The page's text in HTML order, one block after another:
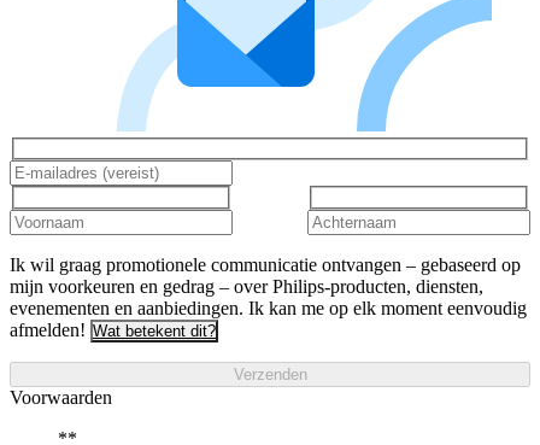
Ik wil graag promotionele communicatie ontvangen – gebaseerd op
mijn voorkeuren en gedrag – over Philips-producten, diensten,
evenementen en aanbiedingen. Ik kan me op elk moment eenvoudig
afmelden! Wat betekent dit?
Verzenden
Voorwaarden